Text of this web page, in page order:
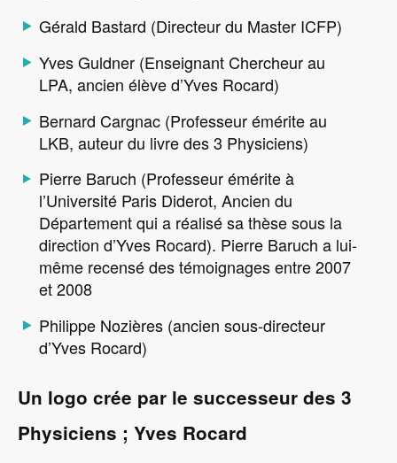
Gérald Bastard (Directeur du Master ICFP)
Yves Guldner (Enseignant Chercheur au
LPA, ancien élève d’Yves Rocard)
Bernard Cargnac (Professeur émérite au
LKB, auteur du livre des 3 Physiciens)
Pierre Baruch (Professeur émérite à
l’Université Paris Diderot, Ancien du
Département qui a réalisé sa thèse sous la
direction d’Yves Rocard). Pierre Baruch a lui-
même recensé des témoignages entre 2007
et 2008
Philippe Nozières (ancien sous-directeur
d’Yves Rocard)
Un logo crée par le successeur des 3
Physiciens ; Yves Rocard